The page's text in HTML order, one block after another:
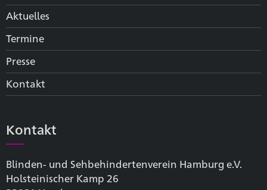
Aktuelles
Termine
Presse
Kontakt
Kontakt
Blinden- und Sehbehinderten­verein Hamburg e.V.
Holsteinischer Kamp 26